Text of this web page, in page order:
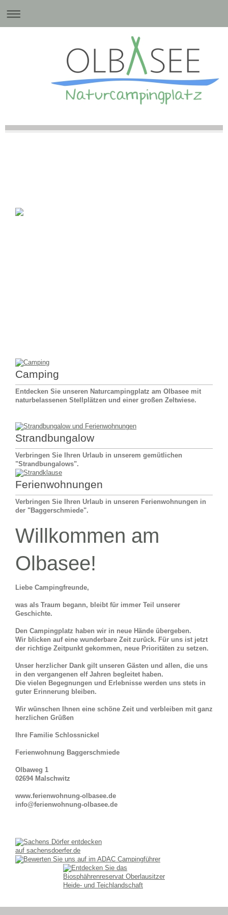
Camping
Entdecken Sie unseren Naturcampingplatz am Olbasee mit
naturbelassenen Stellplätzen und einer großen Zeltwiese.
Strandbungalow
Verbringen Sie Ihren Urlaub in unserem gemütlichen
"Strandbungalows".
Ferienwohnungen
Verbringen Sie Ihren Urlaub in unseren Ferienwohnungen in
der "Baggerschmiede".
Willkommen am
Olbasee!
Liebe Campingfreunde,
was als Traum begann, bleibt für immer Teil unserer
Geschichte.
Den Campingplatz haben wir in neue Hände übergeben.
Wir blicken auf eine wunderbare Zeit zurück. Für uns ist jetzt
der richtige Zeitpunkt gekommen, neue Prioritäten zu setzen.
Unser herzlicher Dank gilt unseren Gästen und allen, die uns
in den vergangenen elf Jahren begleitet haben.
Die vielen Begegnungen und Erlebnisse werden uns stets in
guter Erinnerung bleiben.
Wir wünschen Ihnen eine schöne Zeit und verbleiben mit ganz
herzlichen Grüßen
Ihre Familie Schlossnickel
Ferienwohnung Baggerschmiede
Olbaweg 1
02694 Malschwitz
www.ferienwohnung-olbasee.de
info@ferienwohnung-olbasee.de